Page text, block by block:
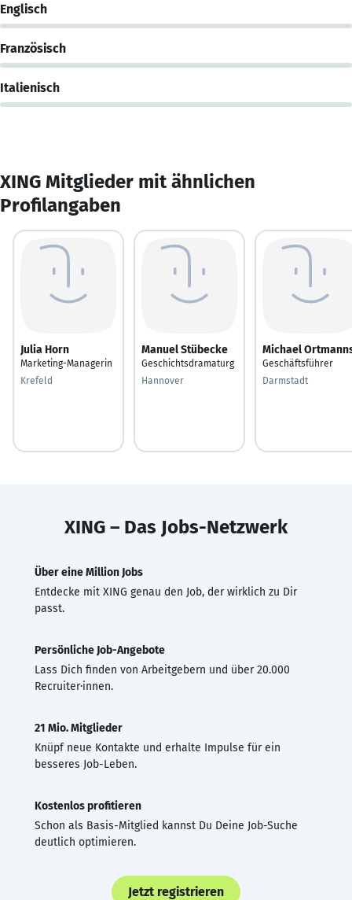
Englisch
Französisch
Italienisch
XING Mitglieder mit ähnlichen
Profilangaben
Julia Horn
Marketing-Managerin
Krefeld
Manuel Stübecke
Geschichtsdramaturg
Hannover
Michael
Geschäftsführer
Darmstadt
XING – Das Jobs-Netzwerk
Über eine Million Jobs
Entdecke mit XING genau den Job, der wirklich zu Dir
passt.
Persönliche Job-Angebote
Lass Dich finden von Arbeitgebern und über 20.000
Recruiter·innen.
21 Mio. Mitglieder
Knüpf neue Kontakte und erhalte Impulse für ein
besseres Job-Leben.
Kostenlos profitieren
Schon als Basis-Mitglied kannst Du Deine Job-Suche
deutlich optimieren.
Jetzt registrieren